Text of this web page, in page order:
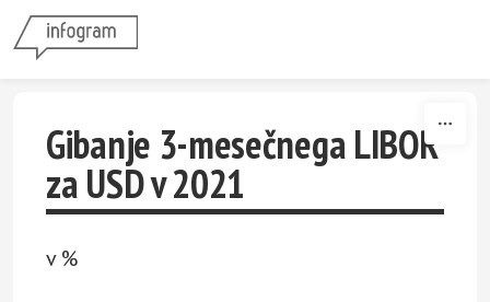
Gibanje 3-mesečnega LIBOR
za USD v 2021
v %